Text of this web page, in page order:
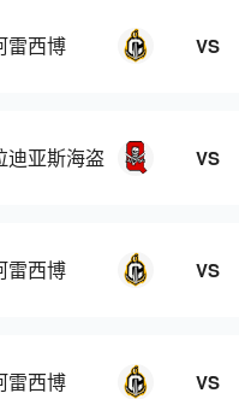
雷西博 VS
迪亚斯海盗 VS
雷西博 VS
雷西博 VS